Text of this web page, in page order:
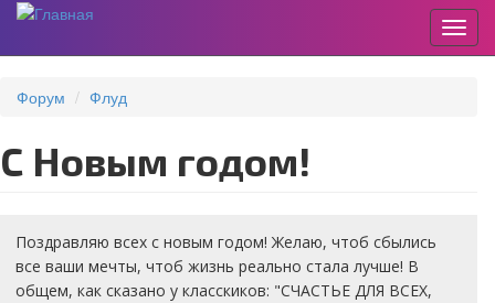
основному
Форум Флуд
С Новым годом!
Поздравляю всех с новым годом! Желаю, чтоб сбылись
все ваши мечты, чтоб жизнь реально стала лучше! В
общем, как сказано у класскиков: "СЧАСТЬЕ ДЛЯ ВСЕХ,